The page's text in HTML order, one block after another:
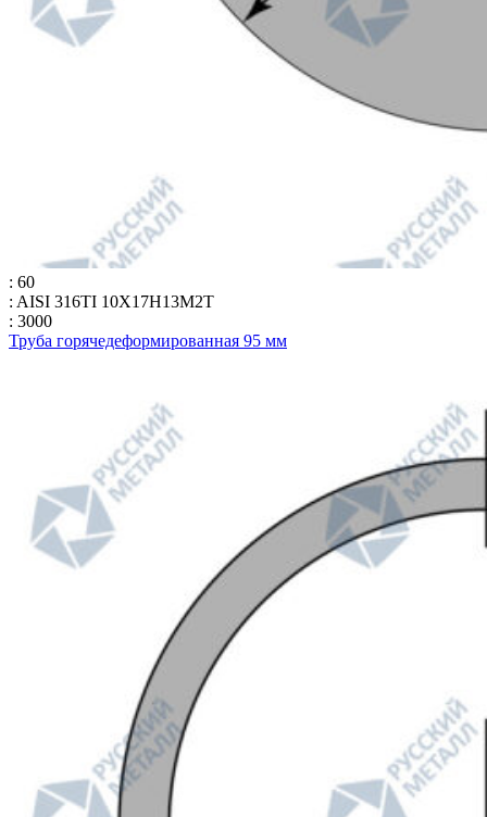
: 60
: AISI 316TI 10Х17Н13М2Т
: 3000
Труба горячедеформированная 95 мм